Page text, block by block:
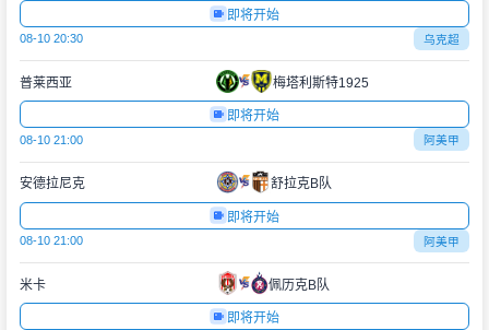
即将开始
08-10 20:30 乌克超
普莱西亚 梅塔利斯特1925
即将开始
08-10 21:00 阿美甲
安德拉尼克 舒拉克B队
即将开始
08-10 21:00 阿美甲
米卡 佩历克B队
即将开始